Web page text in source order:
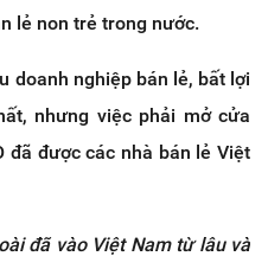
lẻ non trẻ trong nước.
doanh nghiệp bán lẻ, bất lợi
nhưng việc phải mở cửa
đã được các nhà bán lẻ Việt
đã vào Việt Nam từ lâu và